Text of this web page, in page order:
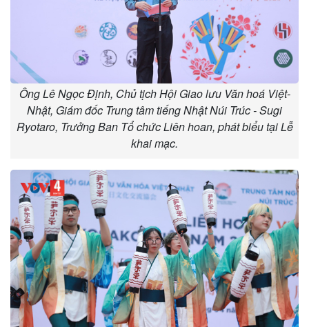
Ông Lê Ngọc Định, Chủ tịch Hội Giao lưu Văn hoá Việt-
Nhật, Giám đốc Trung tâm tiếng Nhật Núi Trúc - Sugi
Ryotaro, Trưởng Ban Tổ chức Liên hoan, phát biểu tại Lễ
khai mạc.